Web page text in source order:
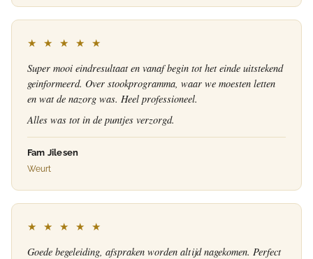
★ ★ ★ ★ ★
Super mooi eindresultaat en vanaf begin tot het einde uitstekend
geinformeerd. Over stookprogramma, waar we moesten letten
en wat de nazorg was. Heel professioneel.
Alles was tot in de puntjes verzorgd.
Fam Jilesen
Weurt
★ ★ ★ ★ ★
Goede begeleiding, afspraken worden altijd nagekomen. Perfect